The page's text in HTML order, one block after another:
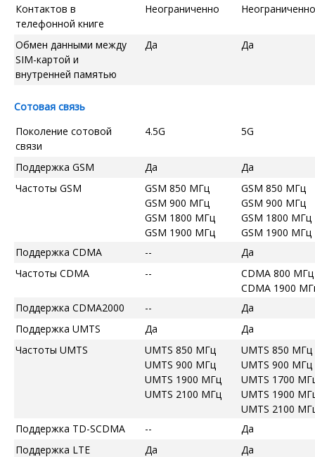
Контактов в
телефонной книге
Неограниченно Неограниченно
Обмен данными между
SIM-картой и
внутренней памятью
Да Да
Сотовая связь
Поколение сотовой
связи
4.5G 5G
Поддержка GSM Да
Да
Частоты GSM
GSM 850 МГц
GSM 900 МГц
GSM 1800 МГц
GSM 1900 МГц
GSM 850 МГц
GSM 900 МГц
GSM 1800 МГц
GSM 1900 МГц
Поддержка CDMA
--
Да
Частоты CDMA
--
CDMA 800 МГц
CDMA 1900
Поддержка CDMA2000
--
Да
Поддержка UMTS
Да
Да
Частоты UMTS
UMTS 850 МГц
UMTS 900 МГц
UMTS 1900 МГц
UMTS 2100 МГц
UMTS 850 МГц
UMTS 900 МГц
UMTS 1700
UMTS 1900
UMTS 2100
Поддержка TD-SCDMA
--
Да
Поддержка LTE
Да
Да